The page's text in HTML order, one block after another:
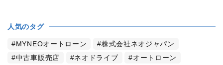
人気のタグ
MYNEOオートローン
株式会社ネオジャパン
中古車販売店
ネオドライブ
オートローン